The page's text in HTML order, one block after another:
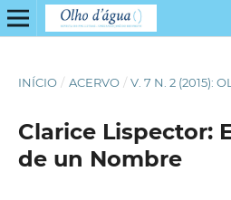
INÍCIO / ACERVO / V. 7 N. 2 (2015):
Clarice Lispector:
de un Nombre